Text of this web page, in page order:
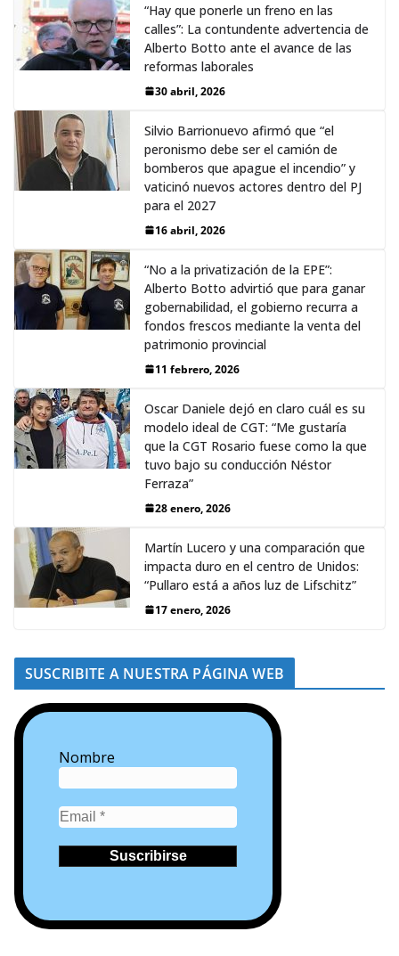
“Hay que ponerle un freno en las
calles”: La contundente advertencia de
Alberto Botto ante el avance de las
reformas laborales
30 abril, 2026
Silvio Barrionuevo afirmó que “el
peronismo debe ser el camión de
bomberos que apague el incendio” y
vaticinó nuevos actores dentro del PJ
para el 2027
16 abril, 2026
“No a la privatización de la EPE”:
Alberto Botto advirtió que para ganar
gobernabilidad, el gobierno recurra a
fondos frescos mediante la venta del
patrimonio provincial
11 febrero, 2026
Oscar Daniele dejó en claro cuál es su
modelo ideal de CGT: “Me gustaría
que la CGT Rosario fuese como la que
tuvo bajo su conducción Néstor
Ferraza”
28 enero, 2026
Martín Lucero y una comparación que
impacta duro en el centro de Unidos:
“Pullaro está a años luz de Lifschitz”
17 enero, 2026
SUSCRIBITE A NUESTRA PÁGINA WEB
Nombre